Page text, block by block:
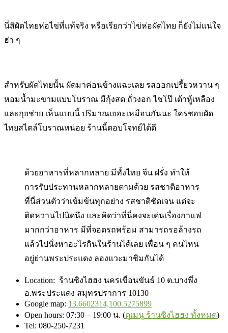
นี่สิผัดไทยห่อไข่ที่แท้จริง หรือเรียกว่าไข่ห่อผัดไทย ก็ยังไม่แน่ใจ
ฮ่า ๆ
สำหรับผัดไทยนั้น ผัดมาค่อนข้างแฉะเลย รสออกเปรี้ยวหวาน ๆ
หอมน้ำมะขามแบบโบราณ มีกุ้งสด ถั่วงอก ไชโป๊ เต้าหู้เหลือง
และกุยช่าย เห็นแบบนี้ ปริมาณเยอะเหมือนกันนะ ใครชอบผัด
ไทยสไตล์โบราณหน่อย ร้านนี้ตอบโจทย์ได้ดี
ด้วยอาหารที่หลากหลาย มีทั้งไทย จีน ฝรั่ง ทำให้
การรับประทานหลากหลายตามด้วย รสชาติอาหาร
ที่นี่ส่วนตัวว่าเข้มข้นทุกอย่าง รสชาติชัดเจน แต่จะ
ติดหวานไปนิดนึง และคิดว่าที่นี่คงจะเด่นเรื่องกาแฟ
มากกว่าอาหาร มีที่จอดรถพร้อม สามารถรอล้างรถ
แล้วไปนั่งหาอะไรกินในร้านได้เลย เพื่อน ๆ คนไหน
อยู่ย่านพระประแดง ลองแวะมาชิมกันได้
Location: ร้านซิงไฮฮง นครเขื่อนขันธ์ 10 ต.บางพึ่ง
อ.พระประแดง สมุทรปราการ 10130
Google map: 13.6602314,100.5275899
Open hours: 07:30 – 19:00 น. (ดูเมนู ร้านซิงไฮฮง ทั้งหมด)
Tel: 080-250-7231